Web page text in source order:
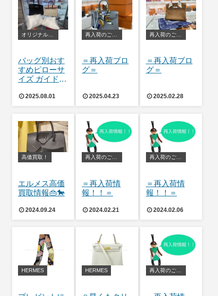
オリジナルバッグピロー
バッグ別おす
すめピローサ
イズ ガイド
2025.08.01
＝再入荷ブロ
グ＝
2025.04.23
再入荷のご案内
＝再入荷ブロ
グ＝
2025.02.28
高価買取！
エルメス高価
買取情報👜🐎
2024.09.24
＝再入荷情
報！！＝
2024.02.21
再入荷のご案内
＝再入荷情
報！！＝
2024.02.06
HERMES HERMES 再入荷のご案内